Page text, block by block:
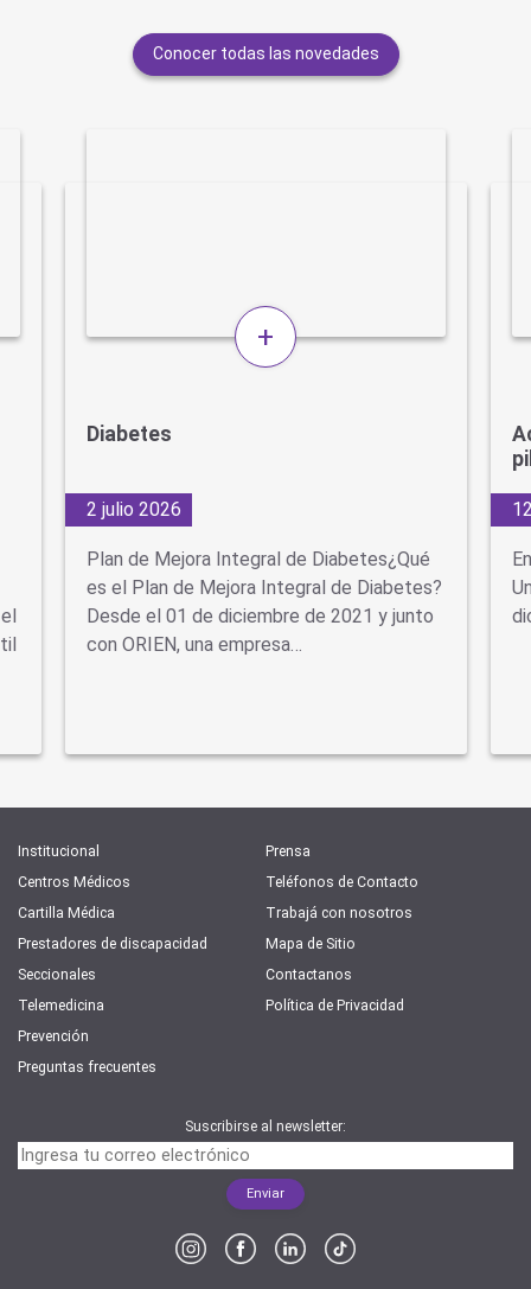
Conocer todas las novedades
+
Diabetes
2 julio 2026
Plan de Mejora Integral de Diabetes¿Qué
es el Plan de Mejora Integral de Diabetes?
Desde el 01 de diciembre de 2021 y junto
con ORIEN, una empresa…
Institucional
Centros Médicos
Cartilla Médica
Prestadores de discapacidad
Seccionales
Telemedicina
Prevención
Preguntas frecuentes
Prensa
Teléfonos de Contacto
Trabajá con nosotros
Mapa de Sitio
Contactanos
Política de Privacidad
Suscribirse al newsletter: